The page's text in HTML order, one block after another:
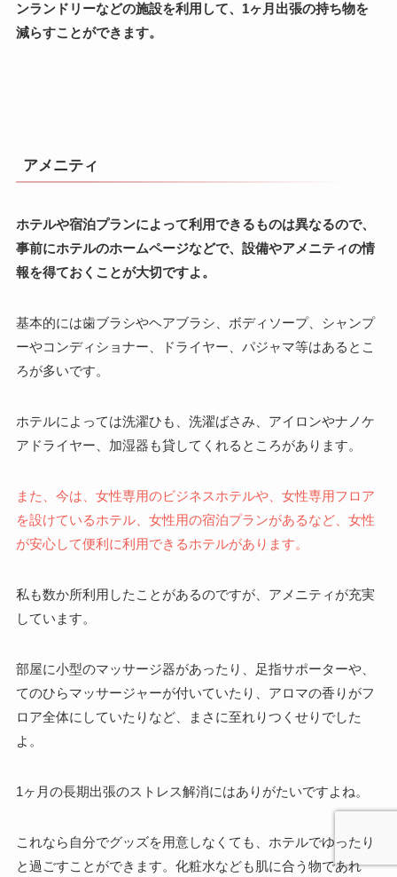
ンランドリーなどの施設を利用して、1ヶ月出張の持ち物を
減らすことができます。
アメニティ
ホテルや宿泊プランによって利用できるものは異なるので、
事前にホテルのホームページなどで、設備やアメニティの情
報を得ておくことが大切ですよ。
基本的には歯ブラシやヘアブラシ、ボディソープ、シャンプ
ーやコンディショナー、ドライヤー、パジャマ等はあるとこ
ろが多いです。
ホテルによっては洗濯ひも、洗濯ばさみ、アイロンやナノケ
アドライヤー、加湿器も貸してくれるところがあります。
また、今は、女性専用のビジネスホテルや、女性専用フロア
を設けているホテル、女性用の宿泊プランがあるなど、女性
が安心して便利に利用できるホテルがあります。
私も数か所利用したことがあるのですが、アメニティが充実
しています。
部屋に小型のマッサージ器があったり、足指サポーターや、
てのひらマッサージャーが付いていたり、アロマの香りがフ
ロア全体にしていたりなど、まさに至れりつくせりでした
よ。
1ヶ月の長期出張のストレス解消にはありがたいですよね。
これなら自分でグッズを用意しなくても、ホテルでゆったり
と過ごすことができます。化粧水なども肌に合う物であれ